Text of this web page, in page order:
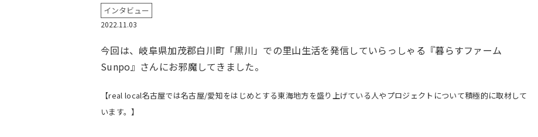
インタビュー
2022.11.03
今回は、岐阜県加茂郡白川町「黒川」での里山生活を発信していらっしゃる『暮らすファーム
Sunpo』さんにお邪魔してきました。
【real local名古屋では名古屋/愛知をはじめとする東海地方を盛り上げている人やプロジェクトについて積極的に取材して
います。】